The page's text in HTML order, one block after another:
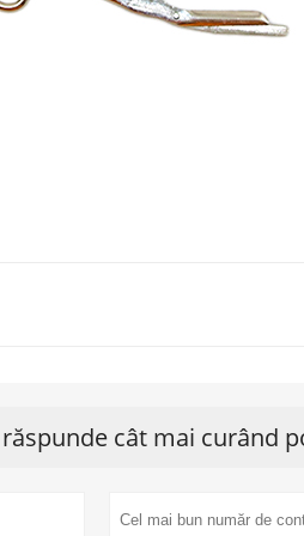
cât mai curând